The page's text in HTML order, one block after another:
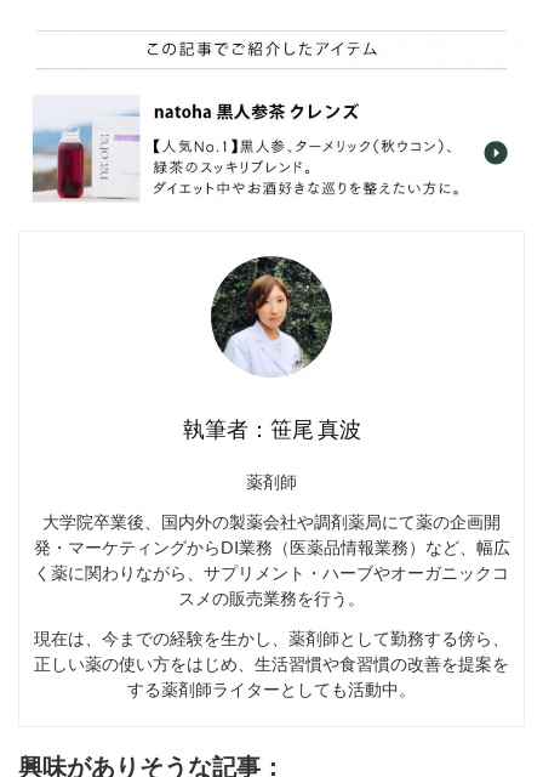
執筆者：笹尾 真波
薬剤師
大学院卒業後、国内外の製薬会社や調剤薬局にて薬の企画開
発・マーケティングからDI業務（医薬品情報業務）など、幅広
く薬に関わりながら、サプリメント・ハーブやオーガニックコ
スメの販売業務を行う。
現在は、今までの経験を生かし、薬剤師として勤務する傍ら、
正しい薬の使い方をはじめ、生活習慣や食習慣の改善を提案を
する薬剤師ライターとしても活動中。
興味がありそうな記事：